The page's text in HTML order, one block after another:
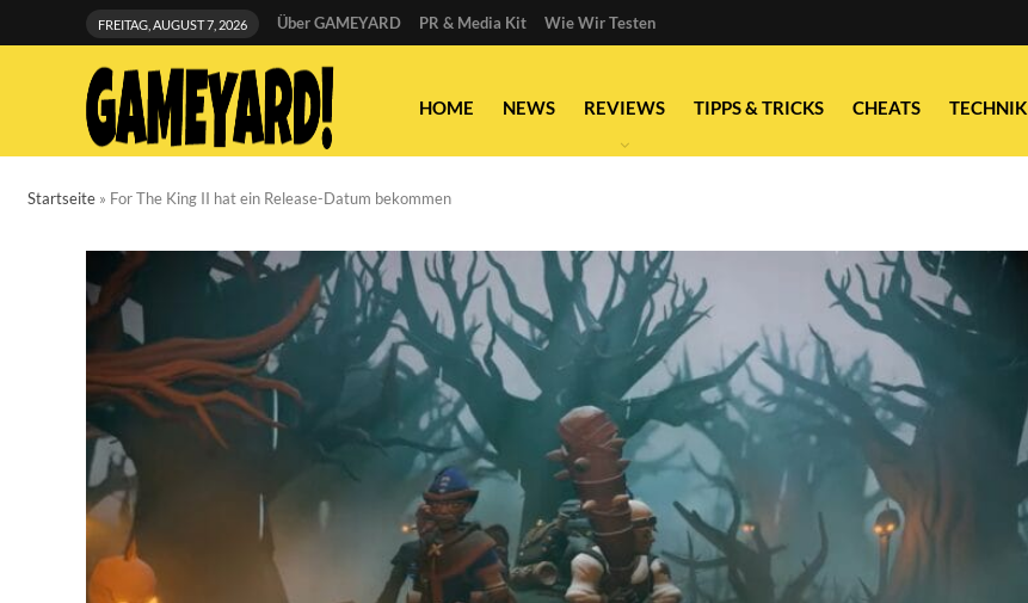
FREITAG, AUGUST 7, 2026 Über GAMEYARD PR & Media Kit Wie Wir Testen
HOME NEWS REVIEWS TIPPS & TRICKS CHEATS TECHNIK
Startseite » For The King II hat ein Release-Datum bekommen